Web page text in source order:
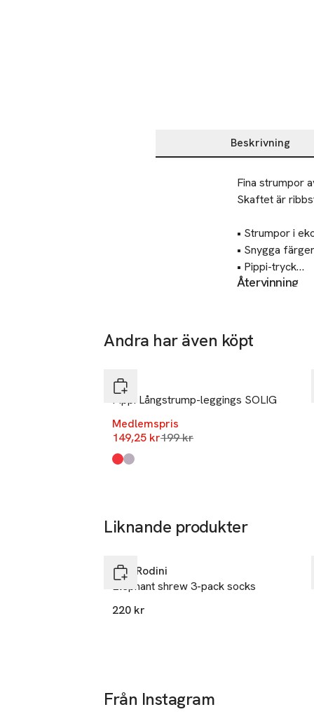
Beskrivning
Beskrivning
Fina strumpor
Skaftet är
• Strumpor i
• Snygga färger
• Pippi-tryck
• Ribbstickat
Återvinning
Åhléns AB
113 43
Sweden
Andra har även köpt
PIPPI
Pippi Långstrump-leggings SOLIG
Medlemspris
149,25 krLägsta pris 30 dagar
199 kr
Produkten finns i färgerna:
Red,
Purple
Liknande produkter
Mini Rodini
Elephant shrew 3-pack socks
220 kr
Från Instagram